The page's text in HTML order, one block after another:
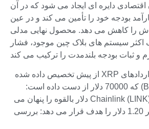
اقتصادی دایره ای ایجاد می شود که در آن
بودجه خود را تأمین می کند و در عین
را کاهش می دهد. محصول نهایی مدلی
اکثر سیستم های بلاک چین موجود، فشار
شوارتز ریپل منکر قراردادهای XRP از پیش تخصیص داده شده
بیت کوین واقعی (BTC) که 70000 دلار از دست داده است:
بعدی چیست؟ آیا Chainlink (LINK) 10 دلار بالقوه را پنهان می
کند؟ XRP یک بار دیگر 1.20 دلار را هدف قرار می دهد: بررسی